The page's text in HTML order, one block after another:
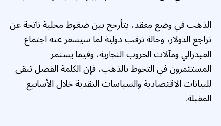
الذهب في وضع معقد، يتأرجح بين ضغوط محلية ناتجة عن
تراجع الدولار، وحالة ترقب دولية لما سيسفر عنه اجتماع
الفيدرالي ومآلات الحروب التجارية، وفيما يستمر
المستثمرون في التحوط بالذهب، فإن الكلمة الفصل تبقى
للبيانات الاقتصادية والسياسات النقدية خلال الأسابيع
المقبلة.